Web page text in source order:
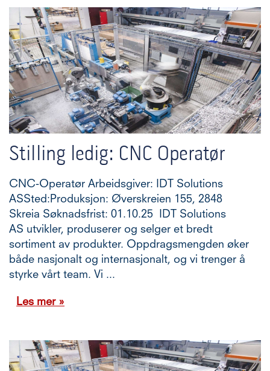
Stilling ledig: CNC Operatør
CNC-Operatør Arbeidsgiver: IDT Solutions
ASSted:Produksjon: Øverskreien 155, 2848
Skreia Søknadsfrist: 01.10.25 IDT Solutions
AS utvikler, produserer og selger et bredt
sortiment av produkter. Oppdragsmengden øker
både nasjonalt og internasjonalt, og vi trenger å
styrke vårt team. Vi ...
Les mer »